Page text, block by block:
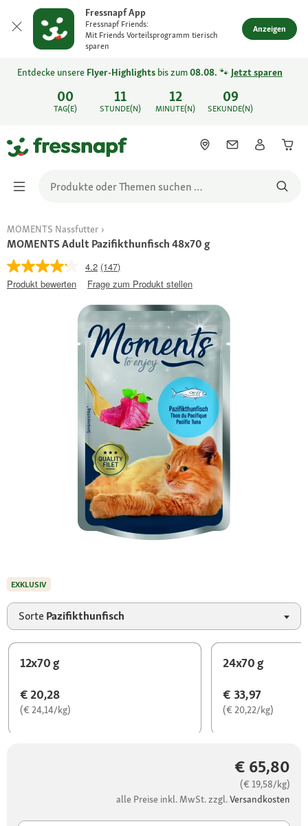
Fressnapf App
Fressnapf Friends:
Mit Friends Vorteilsprogramm tierisch
sparen
Anzeigen
00
TAG(E)
11
STUNDE(N)
12
MINUTE(N)
09
SEKUNDE(N)
Entdecke unsere Flyer-Highlights bis zum08.08. 🐾 Jetzt sparen
MOMENTS Nassfutter
MOMENTS Adult Pazifikthunfisch 48x70 g
4.2 (147)
Produkt bewerten
Frage zum Produkt stellen
Sorte Pazifikthunfisch
12x70 g
€ 20,28
(€ 24,14/kg)
24x70 g
€ 33,97
(€ 20,22/kg)
€ 65,80
(€ 19,58/kg)
alle Preise inkl. MwSt. zzgl.Versandkosten
EXKLUSIV